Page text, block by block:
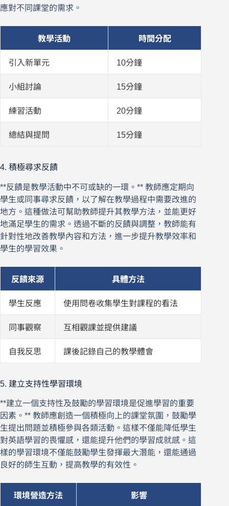
應對不同課堂的需求。
教學活動 時間分配
引入新單元 10分鐘
小組討論 15分鐘
練習活動 20分鐘
總結與提問 15分鐘
4. 積極尋求反饋
**反饋是教學活動中不可或缺的一環。** 教師應定期向
學生或同事尋求反饋，以了解在教學過程中需要改進的
地方。這種做法可幫助教師提升其教學方法，並能更好
地滿足學生的需求。透過不斷的反饋與調整，教師能有
針對性地改善教學內容和方法，進一步提升教學效率和
學生的學習效果。
反饋來源 具體方法
學生反應 使用問卷收集學生對課程的看法
同事觀察 互相觀課並提供建議
自我反思 課後記錄自己的教學體會
5. 建立支持性學習環境
**建立一個支持性及鼓勵的學習環境是促進學習的重要
因素。** 教師應創造一個積極向上的課堂氛圍，鼓勵學
生提出問題並積極參與各類活動。這樣不僅能降低學生
對英語學習的畏懼感，還能提升他們的學習成就感。這
樣的學習環境不僅能鼓勵學生發揮最大潛能，還能通過
良好的師生互動，提高教學的有效性。
環境營造方法 影響